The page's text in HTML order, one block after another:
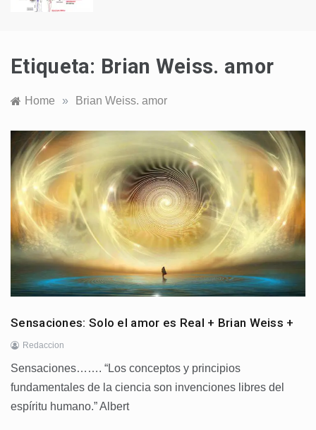
Etiqueta: Brian Weiss. amor
Home » Brian Weiss. amor
Sensaciones: Solo el amor es Real + Brian Weiss +
Redaccion
Sensaciones……. “Los conceptos y principios
fundamentales de la ciencia son invenciones libres del
espíritu humano.” Albert